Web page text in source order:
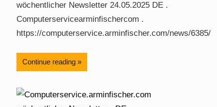
wöchentlicher Newsletter 24.05.2025 DE .
Computerservicearminfischercom .
https://computerservice.arminfischer.com/news/6385/
Continue reading